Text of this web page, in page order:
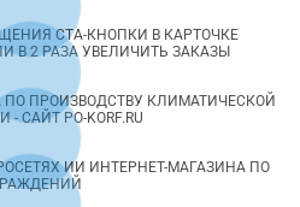
CTA-КНОПКИ В КАРТОЧКЕ
В 2 РАЗА УВЕЛИЧИТЬ ЗАКАЗЫ
ПО ПРОИЗВОДСТВУ КЛИМАТИЧЕСКОЙ
САЙТ PO-KORF.RU
ИИ ИНТЕРНЕТ-МАГАЗИНА ПО